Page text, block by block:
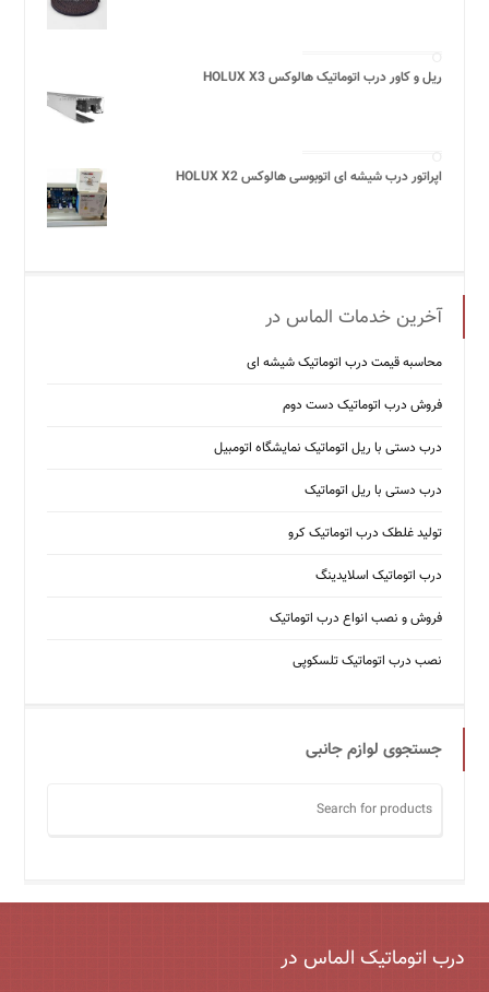
ریل و کاور درب اتوماتیک هالوکس HOLUX X3
اپراتور درب شیشه ای اتوبوسی هالوکس HOLUX X2
آخرین خدمات الماس در
محاسبه قیمت درب اتوماتیک شیشه ‌ای
فروش درب اتوماتیک دست دوم
درب دستی با ریل اتوماتیک نمایشگاه اتومبیل
درب دستی با ریل اتوماتیک
تولید غلطک درب اتوماتیک کرو
درب اتوماتیک اسلایدینگ
فروش و نصب انواع درب اتوماتیک
نصب درب اتوماتیک تلسکوپی
جستجوی لوازم جانبی
درب اتوماتیک الماس در